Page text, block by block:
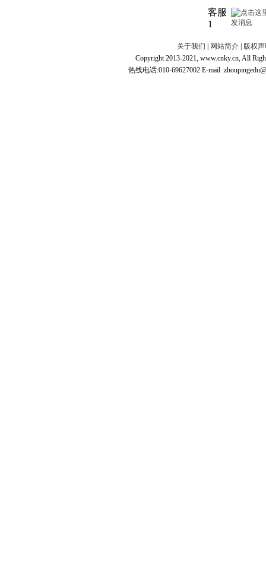
客服
1
关于我们 网站简介
版权
Copyright 2013-2021, www.cnky.cn, All
热线电话:010-69627002 E-mail